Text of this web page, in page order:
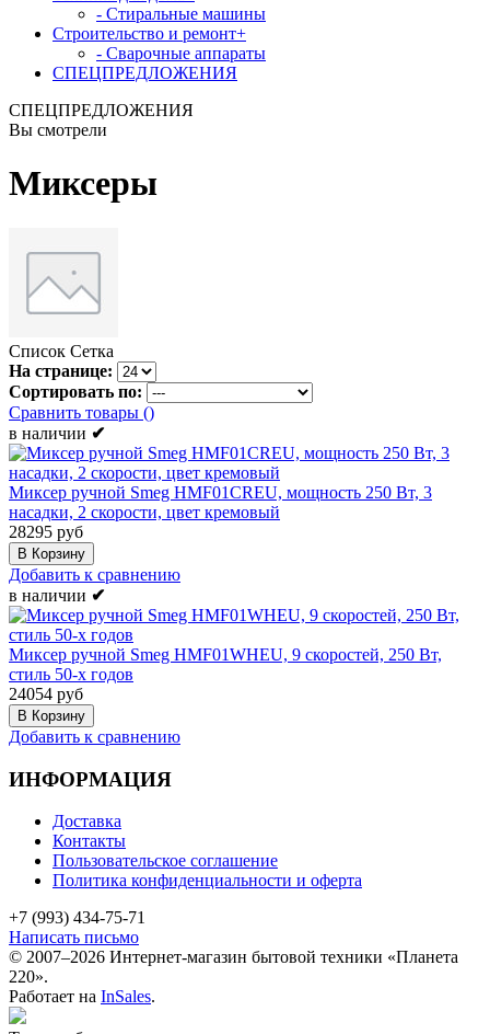
- Стиральные машины
Строительство и ремонт+
- Сварочные аппараты
СПЕЦПРЕДЛОЖЕНИЯ
СПЕЦПРЕДЛОЖЕНИЯ
Вы смотрели
Миксеры
Список Сетка
На странице:
Сортировать по:
Сравнить товары ()
в наличии ✔
Миксер ручной Smeg HMF01CREU, мощность 250 Вт, 3
насадки, 2 скорости, цвет кремовый
28295 руб
Добавить к сравнению
в наличии ✔
Миксер ручной Smeg HMF01WHEU, 9 скоростей, 250 Вт,
стиль 50-х годов
24054 руб
Добавить к сравнению
ИНФОРМАЦИЯ
Доставка
Контакты
Пользовательское соглашение
Политика конфиденциальности и оферта
+7 (993) 434-75-71
Написать письмо
© 2007–2026 Интернет-магазин бытовой техники «Планета
220».
Работает на InSales.